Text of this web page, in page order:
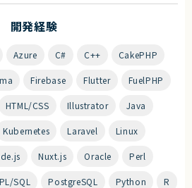
開発経験
Azure C# C++ CakePHP
Firebase Flutter FuelPHP
HTML/CSS Illustrator Java
Kubernetes Laravel Linux
Nuxt.js Oracle Perl
PL/SQL PostgreSQL Python R